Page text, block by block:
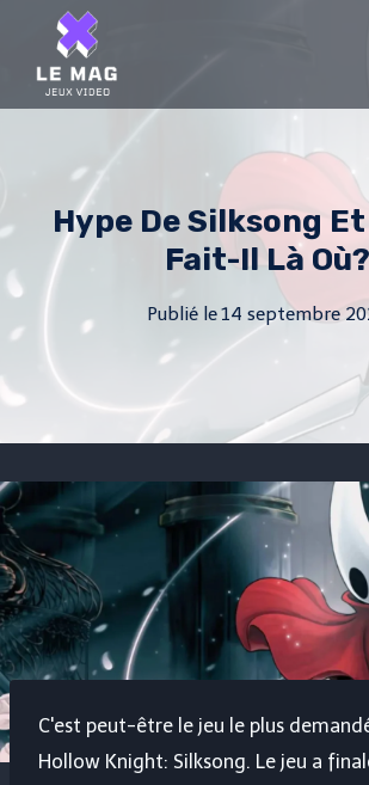
content
Hype De Silksong
Fait-Il Là Où?
Publié le14 septembre
C'est peut-être le jeu le plus
Hollow Knight: Silksong. Le jeu a